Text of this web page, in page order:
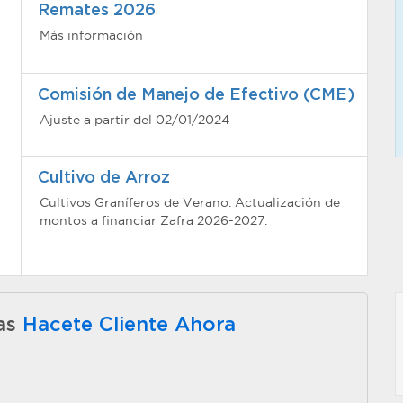
Remates 2026
Más información
Comisión de Manejo de Efectivo (CME)
Ajuste a partir del 02/01/2024
Cultivo de Arroz
Cultivos Graníferos de Verano. Actualización de
montos a financiar Zafra 2026-2027.
Hacete Cliente Ahora